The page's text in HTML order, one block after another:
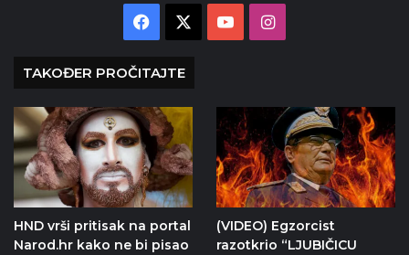
Facebook YouTubeInstagram
TAKOĐER PROČITAJTE
HND vrši pritisak na portal
Narod.hr kako ne bi pisao
(VIDEO) Egzorcist
razotkrio “LJUBIČICU